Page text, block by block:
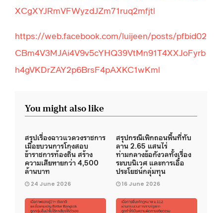
XCgXYJRmVFWyzdJZm71ruq2mfjtl
https://web.facebook.com/luijeen/posts/pfbid02
CBm4V3MJAi4V9v5cYHQ39VtMn91T4XXJoFyrb
h4gVKDrZAY2p6BrsF4pAXKC1wKml
You might also like
สรุปเรื่องฉาวแวดวงราชการ
เมื่อขบวนการโกงสอบ
ข้าราชการท้องถิ่น สร้าง
ความเสียหายกว่า 4,500
ล้านบาท
24 June 2026
สรุปกรณีเพิกถอนพื้นที่ทับ
ลาน 2.65 แสนไร่
ท่ามกลางข้อกังวลทั้งเรื่อง
ระบบนิเวศ และการเอื้อ
ประโยชน์กลุ่มทุน
16 June 2026